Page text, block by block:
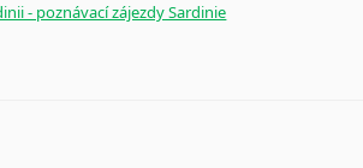
- poznávací zájezdy Sardinie